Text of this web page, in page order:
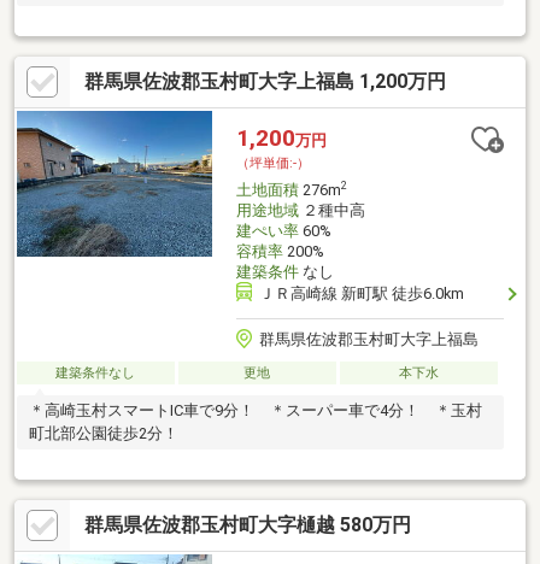
群馬県佐波郡玉村町大字上福島 1,200万円
1,200万円
（坪単価:-）
土地面積276m2
用途地域２種中高
建ぺい率60%
容積率200%
建築条件なし
ＪＲ高崎線 新町駅 徒歩6.0km
群馬県佐波郡玉村町大字上福島
建築条件なし 更地 本下水
＊高崎玉村スマートIC車で9分！ ＊スーパー車で4分！ ＊玉村
町北部公園徒歩2分！
群馬県佐波郡玉村町大字樋越 580万円